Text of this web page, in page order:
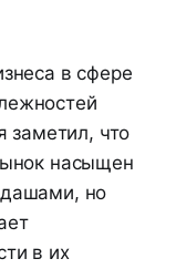
в сфере
заметил, что
насыщен
но
в их